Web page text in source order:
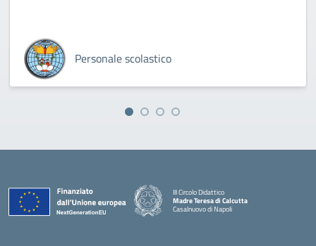
Personale scolastico
III Circolo Didattico
Madre Teresa di Calcutta
Casalnuovo di Napoli
— Visita la pagina iniziale della scuola